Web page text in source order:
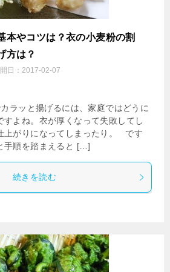
本やコツは？衣の小麦粉の割
方は？
日： 2017-02-07
ラッと揚げるには、家庭ではどうに
すよね。衣が厚くなって失敗してし
上がりになってしまったり。 です
手順を踏まえると […]
続きを読む